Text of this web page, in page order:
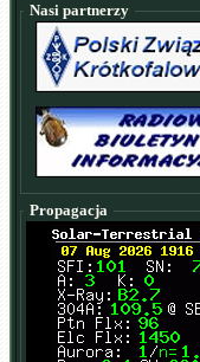
Nasi partnerzy
Propagacja